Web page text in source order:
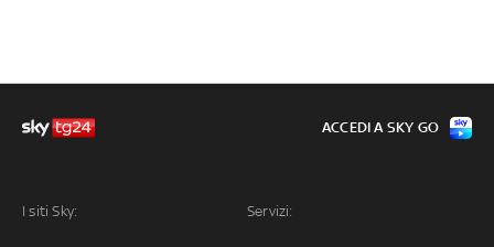
I siti Sky: Servizi:
ACCEDI A SKY GO